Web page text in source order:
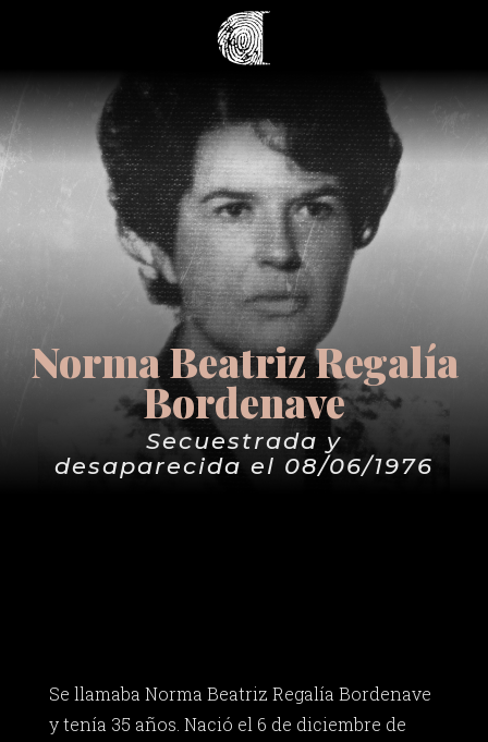
Norma Beatriz Regalía
Bordenave
Secuestrada y
desaparecida el 08/06/1976
Se llamaba Norma Beatriz Regalía Bordenave
y tenía 35 años. Nació el 6 de diciembre de